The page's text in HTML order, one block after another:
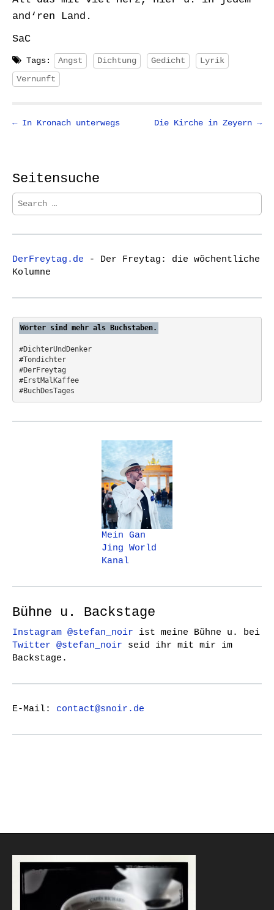
and‘ren Land.
SaC
Tags: Angst Dichtung Gedicht
Lyrik
Vernunft
P
t
a
v
i
g
a
i
o
n
← In Kronach unterwegs Die Kirche in Zeyern →
Seitensuche
S
e
r
h
f
r
DerFreytag.de - Der Freytag: die wöchentliche
Kolumne
Wörter sind mehr als Buchstaben.
#DichterUndDenker
#Tondichter
#DerFreytag
#ErstMalKaffee
#BuchDesTages
Mein Gan
Jing World
Kanal
Bühne u. Backstage
Instagram @stefan_noir ist meine Bühne u. bei
Twitter @stefan_noir seid ihr mit mir im
Backstage.
E-Mail: contact@snoir.de